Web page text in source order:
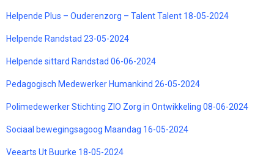
Helpende Plus – Ouderenzorg – Talent Talent 18-05-2024
Helpende Randstad 23-05-2024
Helpende sittard Randstad 06-06-2024
Pedagogisch Medewerker Humankind 26-05-2024
Polimedewerker Stichting ZIO Zorg in Ontwikkeling 08-06-2024
Sociaal bewegingsagoog Maandag 16-05-2024
Veearts Ut Buurke 18-05-2024